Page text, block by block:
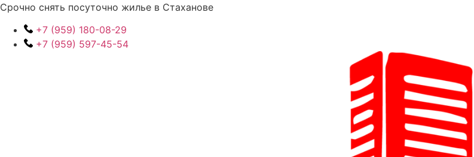
Перейти
содержимому
Срочно снять посуточно жилье в Стаханове
+7 (959) 180-08-29
+7 (959) 597-45-54